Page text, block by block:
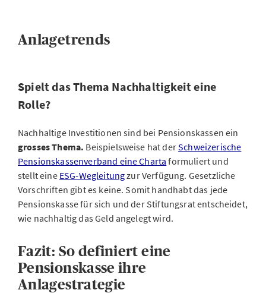
Anlagetrends
Spielt das Thema Nachhaltigkeit eine
Rolle?
Nachhaltige Investitionen sind bei Pensionskassen ein
grosses Thema. Beispielsweise hat derSchweizerische
Pensionskassenverband eine Charta formuliert und
stellt eine ESG-Wegleitungzur Verfügung. Gesetzliche
Vorschriften gibt es keine. Somit handhabt das jede
Pensionskasse für sich und der Stiftungsrat entscheidet,
wie nachhaltig das Geld angelegt wird.
Fazit: So definiert eine
Pensionskasse ihre
Anlagestrategie